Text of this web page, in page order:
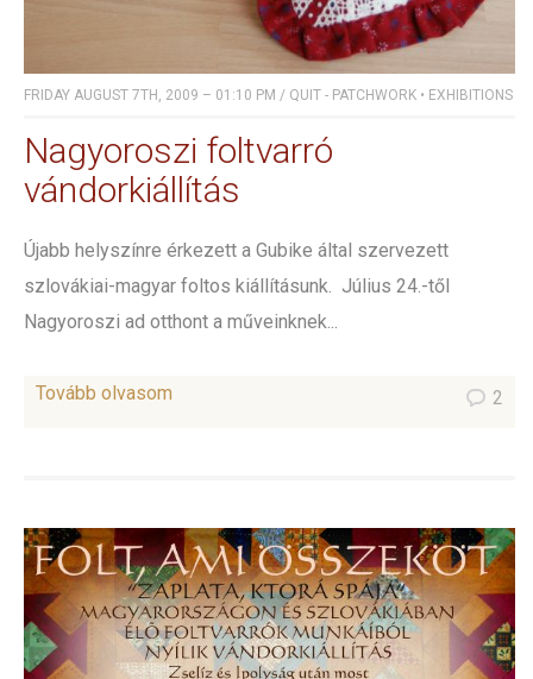
FRIDAY AUGUST 7TH, 2009 – 01:10 PM / QUIT - PATCHWORK • EXHIBITIONS
Nagyoroszi foltvarró
vándorkiállítás
Újabb helyszínre érkezett a Gubike által szervezett
szlovákiai-magyar foltos kiállításunk. Július 24.-től
Nagyoroszi ad otthont a műveinknek...
Tovább olvasom 2